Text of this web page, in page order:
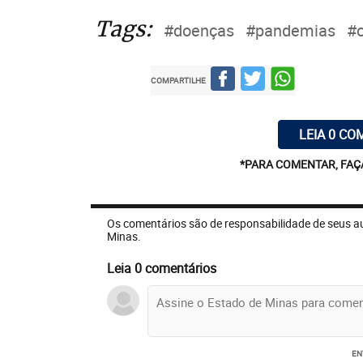
Tags: #doenças #pandemias
COMPARTILHE
LEIA 0
*PARA COMENTAR,
Os comentários são de responsabilidade de seus
Minas.
Leia 0 comentários